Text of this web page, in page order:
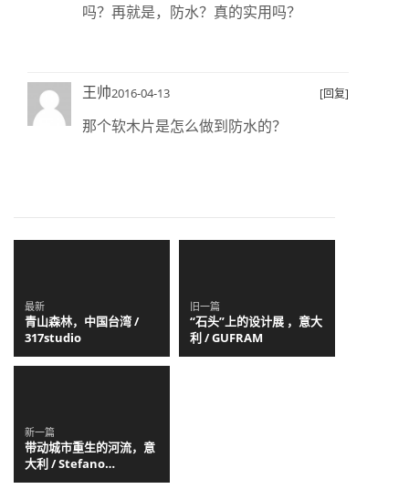
吗？再就是，防水？真的实用吗？
王帅2016-04-13 [回复]
那个软木片是怎么做到防水的？
最新
青山森林，中国台湾 /
317studio
旧一篇
“石头”上的设计展 ，意大
利 / GUFRAM
新一篇
带动城市重生的河流，意
大利 / Stefano
Pasqualetti